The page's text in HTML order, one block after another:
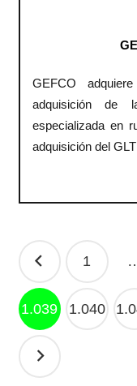
GEFCO
adquisición de
especializada en
adquisición del
Navegación
entradas
1
1.039 1.040